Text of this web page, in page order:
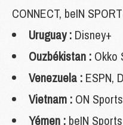
CONNECT, beIN
Uruguay : Disney+
Ouzbékistan : Okko
Venezuela : ESPN,
Vietnam : ON
Yémen : beIN